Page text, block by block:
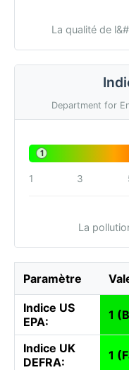
La qualité de
Department for
1
1 3
La
Paramètre
Indice US
EPA:
1
Indice UK
DEFRA:
1